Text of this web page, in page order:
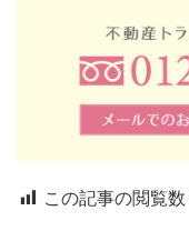
この記事の閲覧数